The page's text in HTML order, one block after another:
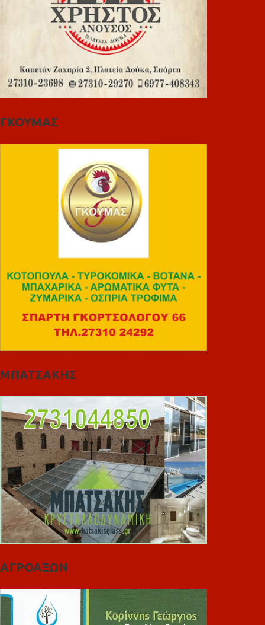
ΓΚΟΥΜΑΣ
ΜΠΑΤΣΑΚΗΣ
ΑΓΡΟΑΞΩΝ